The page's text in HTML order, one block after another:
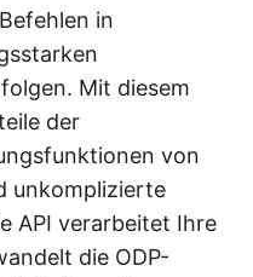
in
Mit diesem
der
von
unkomplizierte
API verarbeitet Ihre
die ODP-